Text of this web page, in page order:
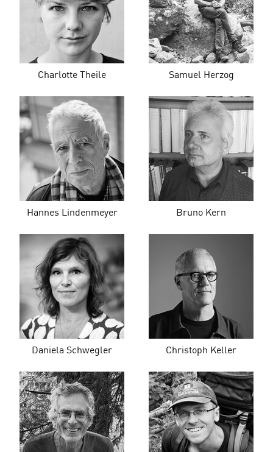
Charlotte Theile Samuel Herzog
Hannes Lindenmeyer Bruno Kern
Daniela Schwegler Christoph Keller